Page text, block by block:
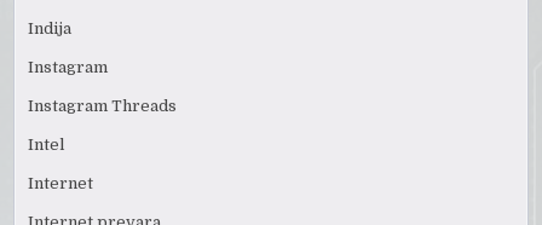
Indija
Instagram
Instagram Threads
Intel
Internet